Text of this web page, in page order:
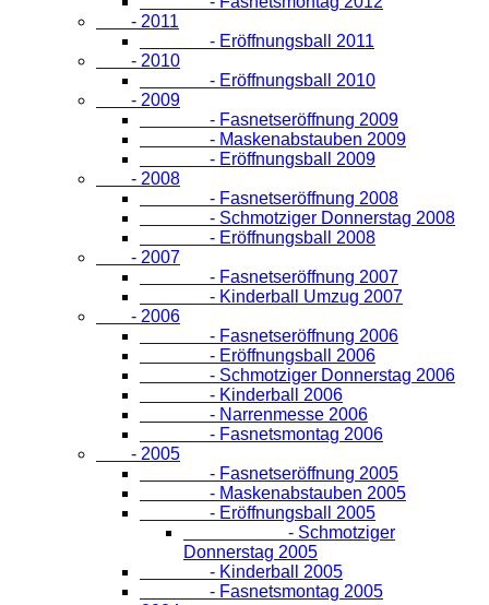
- 2011
- Eröffnungsball 2011
- 2010
- Eröffnungsball 2010
- 2009
- Fasnetseröffnung 2009
- Maskenabstauben 2009
- Eröffnungsball 2009
- 2008
- Fasnetseröffnung 2008
- Schmotziger Donnerstag 2008
- Eröffnungsball 2008
- 2007
- Fasnetseröffnung 2007
- Kinderball Umzug 2007
- 2006
- Fasnetseröffnung 2006
- Eröffnungsball 2006
- Schmotziger Donnerstag 2006
- Kinderball 2006
- Narrenmesse 2006
- Fasnetsmontag 2006
- 2005
- Fasnetseröffnung 2005
- Maskenabstauben 2005
- Eröffnungsball 2005
- Schmotziger
Donnerstag 2005
- Kinderball 2005
- Fasnetsmontag 2005